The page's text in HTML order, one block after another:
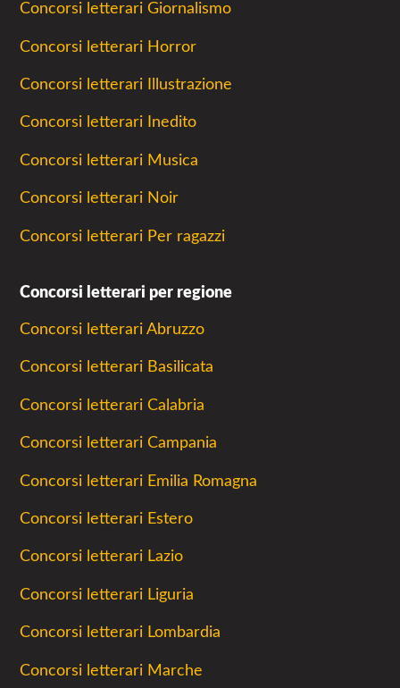
Concorsi letterari Giornalismo
Concorsi letterari Horror
Concorsi letterari Illustrazione
Concorsi letterari Inedito
Concorsi letterari Musica
Concorsi letterari Noir
Concorsi letterari Per ragazzi
Concorsi letterari per regione
Concorsi letterari Abruzzo
Concorsi letterari Basilicata
Concorsi letterari Calabria
Concorsi letterari Campania
Concorsi letterari Emilia Romagna
Concorsi letterari Estero
Concorsi letterari Lazio
Concorsi letterari Liguria
Concorsi letterari Lombardia
Concorsi letterari Marche